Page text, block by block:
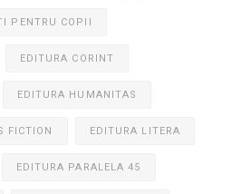
PENTRU COPII
EDITURA CORINT
EDITURA HUMANITAS
FICTION EDITURA LITERA
EDITURA PARALELA 45